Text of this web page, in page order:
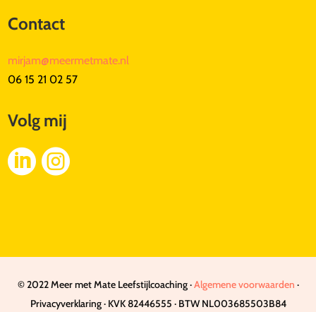
Contact
mirjam@meermetmate.nl
06 15 21 02 57
Volg mij
 
© 2022 Meer met Mate Leefstijlcoaching ·Algemene voorwaarden ·
Privacyverklaring · KVK 82446555 · BTW NL003685503B84